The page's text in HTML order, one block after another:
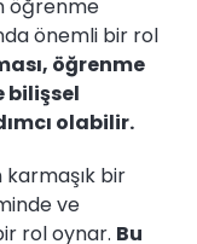
öğrenme
önemli bir rol
öğrenme
bilişsel
olabilir.
karmaşık bir
ve
rol oynar. Bu